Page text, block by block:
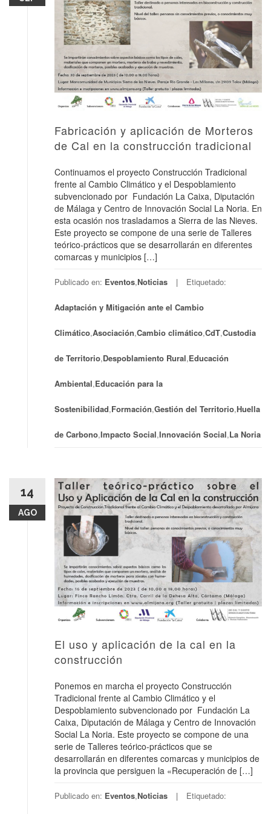
Fabricación y aplicación de Morteros
de Cal en la construcción tradicional
Continuamos el proyecto Construcción Tradicional
frente al Cambio Climático y el Despoblamiento
subvencionado por Fundación La Caixa, Diputación
de Málaga y Centro de Innovación Social La Noria. En
esta ocasión nos trasladamos a Sierra de las Nieves.
Este proyecto se compone de una serie de Talleres
teórico-prácticos que se desarrollarán en diferentes
comarcas y municipios […]
Publicado en: Eventos,Noticias Etiquetado:
Adaptación y Mitigación ante el Cambio
Climático,Asociación,Cambio climático,CdT,Custodia
de Territorio,Despoblamiento Rural,Educación
Ambiental,Educación para la
Sostenibilidad,Formación,Gestión del Territorio,Huella
de Carbono,Impacto Social,Innovación Social,La Noria
14
AGO
El uso y aplicación de la cal en la
construcción
Ponemos en marcha el proyecto Construcción
Tradicional frente al Cambio Climático y el
Despoblamiento subvencionado por Fundación La
Caixa, Diputación de Málaga y Centro de Innovación
Social La Noria. Este proyecto se compone de una
serie de Talleres teórico-prácticos que se
desarrollarán en diferentes comarcas y municipios de
la provincia que persiguen la «Recuperación de […]
Publicado en: Eventos,Noticias Etiquetado: